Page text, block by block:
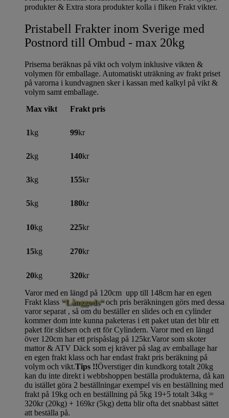
produkter & Extra stora produkter kolla i fliken Frakt vikter.
Pristabell Frakter inom Sverige med
Postnord till Ombud - max 20kg
Priserna beräknas på vikt och volym inklusive vikten &
volymen för emballage. Automatiskt uträkning av frakt priset
på varorna i kundvagnen sker i kassan med kalkyl på vikt &
volym samt emballage.
Max vikt
Frakt pris
1kg 99kr
2kg 140kr
3kg 155kr
5kg 180kr
10kg 225kr
15kg 270kr
20kg 320kr
Varor med en längd på 120cm upp till 148cm har en egen
Frakt klass “Långgods“och pris beräkningen görs med dessa
varor separat , så om du beställer en slides och en cylinder
kommer dom inte kunna paketeras i ett paket utan det blir ett
paket för slidsen och ett för Cylindern. Varor med en längd
över 120cm har ett prispåslag på 125kr.Varor som skoter
mattor & ATV Däck som ej kräver på slag av emballage har
en egen frakt klass och har endast frakt pris beräkning på
volym och vikt.Tips !!Överstiger din kundkorg totalt 20kg
kan du inte direkt i webbshoppen beställa produkterna, då kan
du istället göra 2 beställningar exempel vis en beställning med
frakt på 19kg och en beställning på 5kg 19+5 totalt 34kg =
320kr (20kg) + 169kr (5kg) detta blir ofta det snabbast sättet
att beställa på.